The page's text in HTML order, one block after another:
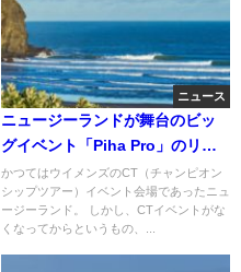
ニュース
ニュージーランドが舞台のビッ
グイベント「Piha Pro」のリス
ケをWSLが発表
かつてはウイメンズのCT（チャンピオン
シップツアー）イベント会場であったニュ
ージーランド。 しかし、CTイベントがな
くなってからというもの、...